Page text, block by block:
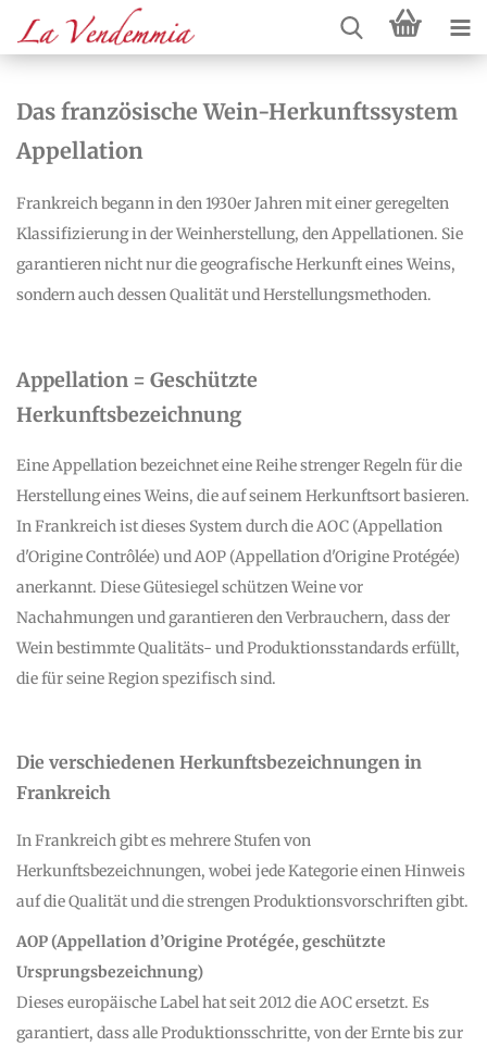
Das französische Wein-Herkunftssystem
Appellation
Frankreich begann in den 1930er Jahren mit einer geregelten
Klassifizierung in der Weinherstellung, den Appellationen. Sie
garantieren nicht nur die geografische Herkunft eines Weins,
sondern auch dessen Qualität und Herstellungsmethoden.
Appellation = Geschützte
Herkunftsbezeichnung
Eine Appellation bezeichnet eine Reihe strenger Regeln für die
Herstellung eines Weins, die auf seinem Herkunftsort basieren.
In Frankreich ist dieses System durch die AOC (Appellation
d'Origine Contrôlée) und AOP (Appellation d'Origine Protégée)
anerkannt. Diese Gütesiegel schützen Weine vor
Nachahmungen und garantieren den Verbrauchern, dass der
Wein bestimmte Qualitäts- und Produktionsstandards erfüllt,
die für seine Region spezifisch sind.
Die verschiedenen Herkunftsbezeichnungen in
Frankreich
In Frankreich gibt es mehrere Stufen von
Herkunftsbezeichnungen, wobei jede Kategorie einen Hinweis
auf die Qualität und die strengen Produktionsvorschriften gibt.
AOP (Appellation d’Origine Protégée, geschützte
Ursprungsbezeichnung)
Dieses europäische Label hat seit 2012 die AOC ersetzt. Es
garantiert, dass alle Produktionsschritte, von der Ernte bis zur